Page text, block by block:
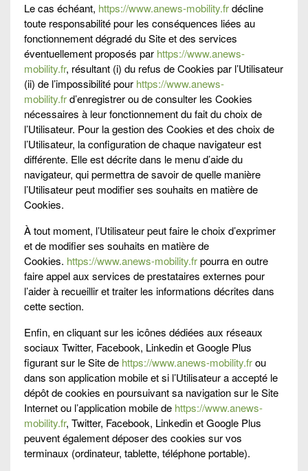
Le cas échéant, https://www.anews-mobility.frdécline
toute responsabilité pour les conséquences liées au
fonctionnement dégradé du Site et des services
éventuellement proposés par https://www.anews-
mobility.fr, résultant (i) du refus de Cookies par l’Utilisateur
(ii) de l’impossibilité pour https://www.anews-
mobility.frd’enregistrer ou de consulter les Cookies
nécessaires à leur fonctionnement du fait du choix de
l’Utilisateur. Pour la gestion des Cookies et des choix de
l’Utilisateur, la configuration de chaque navigateur est
différente. Elle est décrite dans le menu d’aide du
navigateur, qui permettra de savoir de quelle manière
l’Utilisateur peut modifier ses souhaits en matière de
Cookies.
À tout moment, l’Utilisateur peut faire le choix d’exprimer
et de modifier ses souhaits en matière de
Cookies. https://www.anews-mobility.frpourra en outre
faire appel aux services de prestataires externes pour
l’aider à recueillir et traiter les informations décrites dans
cette section.
Enfin, en cliquant sur les icônes dédiées aux réseaux
sociaux Twitter, Facebook, Linkedin et Google Plus
figurant sur le Site de https://www.anews-mobility.frou
dans son application mobile et si l’Utilisateur a accepté le
dépôt de cookies en poursuivant sa navigation sur le Site
Internet ou l’application mobile de https://www.anews-
mobility.fr, Twitter, Facebook, Linkedin et Google Plus
peuvent également déposer des cookies sur vos
terminaux (ordinateur, tablette, téléphone portable).